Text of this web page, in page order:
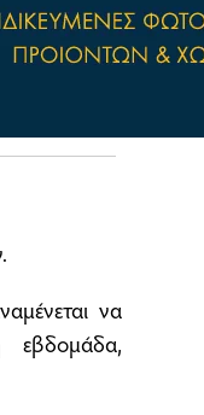
να
εβδομάδα,